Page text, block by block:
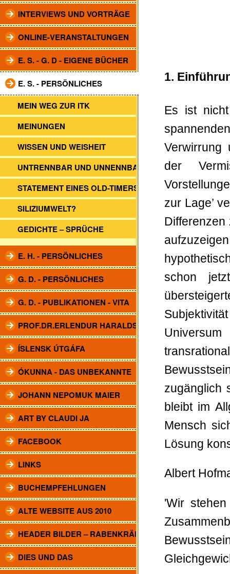
INTERVIEWS UND VORTRÄGE
ONLINE-VERANSTALTUNGEN
E. S. - G. D - EIGENE BÜCHER
E. S. - PERSÖNLICHES
MEIN WEG ZUR ITK
MEINUNGEN
WISSEN UND WEISHEIT
UNTRENNBAR UND UNNENNBAR
STATEMENT EINES OLD-TIMERS
SILIZIUMWELT?
GEDICHTE – SPRÜCHE
E. H. - PERSÖNLICHES
G. D. - PERSÖNLICHES
G. D. - PUBLIKATIONEN - VITA
PROF.DR.ERLENDUR HARALDSSON
ÍSLENSK ÚTGÁFA
ÓKUNNA - DAS UNBEKANNTE
JOHANN NEPOMUK MAIER
ART BY CLAUDI JA
FACEBOOK
LINKS
BUCHEMPFEHLUNGEN
ALTE WEBSITE AUS 2010
HEADER BILDER – RABENKRÄHEN
DIES UND DAS
1.
Es ist
Verwirrung
der
zur Lage’
schon
zugänglich
bleibt im
Mensch
Lösung
Albert
'Wir